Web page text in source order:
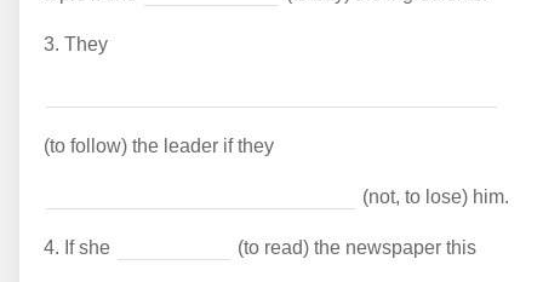
3. They
(to follow) the leader if they
(not, to lose) him.
4. If she (to read) the newspaper this